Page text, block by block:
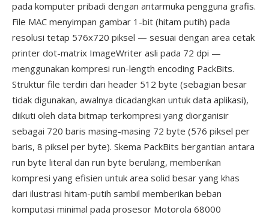
pada komputer pribadi dengan antarmuka pengguna grafis.
File MAC menyimpan gambar 1-bit (hitam putih) pada
resolusi tetap 576x720 piksel — sesuai dengan area cetak
printer dot-matrix ImageWriter asli pada 72 dpi —
menggunakan kompresi run-length encoding PackBits.
Struktur file terdiri dari header 512 byte (sebagian besar
tidak digunakan, awalnya dicadangkan untuk data aplikasi),
diikuti oleh data bitmap terkompresi yang diorganisir
sebagai 720 baris masing-masing 72 byte (576 piksel per
baris, 8 piksel per byte). Skema PackBits bergantian antara
run byte literal dan run byte berulang, memberikan
kompresi yang efisien untuk area solid besar yang khas
dari ilustrasi hitam-putih sambil memberikan beban
komputasi minimal pada prosesor Motorola 68000